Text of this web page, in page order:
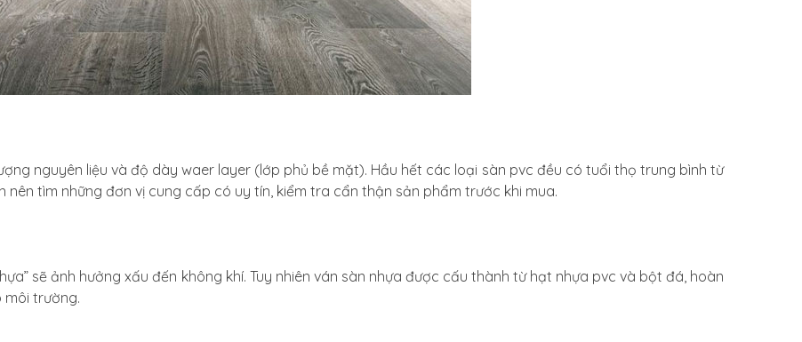
nguyên liệu và độ dày waer layer (lớp phủ bề mặt). Hầu hết các loại sàn pvc đều có tuổi thọ trung bình từ
nên tìm những đơn vị cung cấp có uy tín, kiểm tra cẩn thận sản phẩm trước khi mua.
sẽ ảnh hưởng xấu đến không khí. Tuy nhiên ván sàn nhựa được cấu thành từ hạt nhựa pvc và bột đá, hoàn
trường.